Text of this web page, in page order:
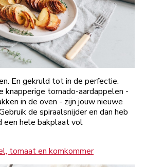
En gekruld tot in de perfectie.
knapperige tornado-aardappelen -
in de oven - zijn jouw nieuwe
de spiraalsnijder en dan heb
een hele bakplaat vol
tomaat en komkommer